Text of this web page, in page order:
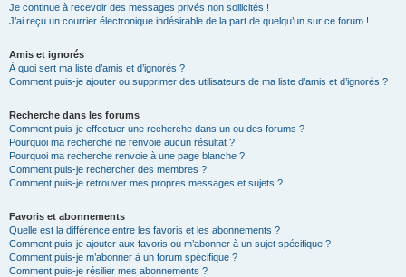
Je continue à recevoir des messages privés non sollicités !
J’ai reçu un courrier électronique indésirable de la part de quelqu’un sur ce forum !
Amis et ignorés
À quoi sert ma liste d’amis et d’ignorés ?
Comment puis-je ajouter ou supprimer des utilisateurs de ma liste d’amis et d’ignorés ?
Recherche dans les forums
Comment puis-je effectuer une recherche dans un ou des forums ?
Pourquoi ma recherche ne renvoie aucun résultat ?
Pourquoi ma recherche renvoie à une page blanche ?!
Comment puis-je rechercher des membres ?
Comment puis-je retrouver mes propres messages et sujets ?
Favoris et abonnements
Quelle est la différence entre les favoris et les abonnements ?
Comment puis-je ajouter aux favoris ou m’abonner à un sujet spécifique ?
Comment puis-je m’abonner à un forum spécifique ?
Comment puis-je résilier mes abonnements ?